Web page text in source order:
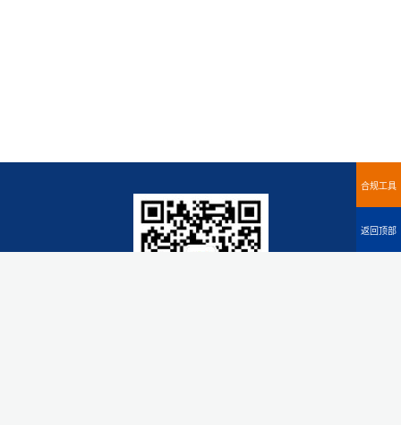
合规工具
返回顶部